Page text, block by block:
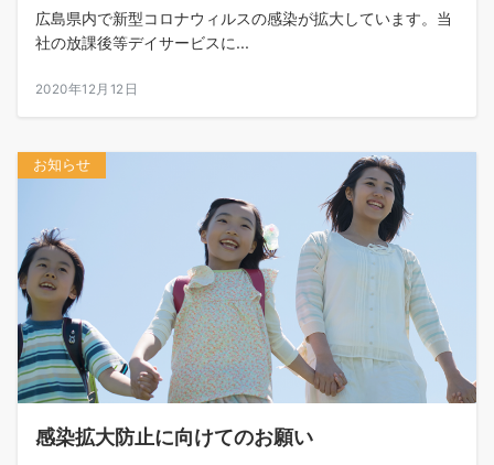
広島県内で新型コロナウィルスの感染が拡大しています。当
社の放課後等デイサービスに...
2020年12月12日
お知らせ
感染拡大防止に向けてのお願い